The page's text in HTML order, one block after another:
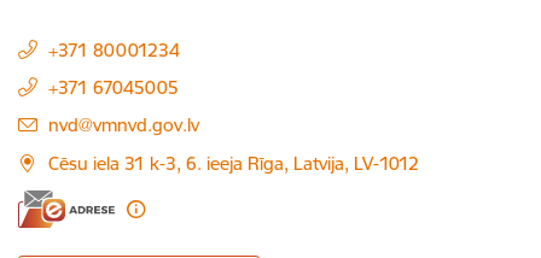
+371 80001234
+371 67045005
E-pasts:
nvd@vmnvd.gov.lv
Cēsu iela 31 k-3, 6. ieeja Rīga, Latvija, LV-1012